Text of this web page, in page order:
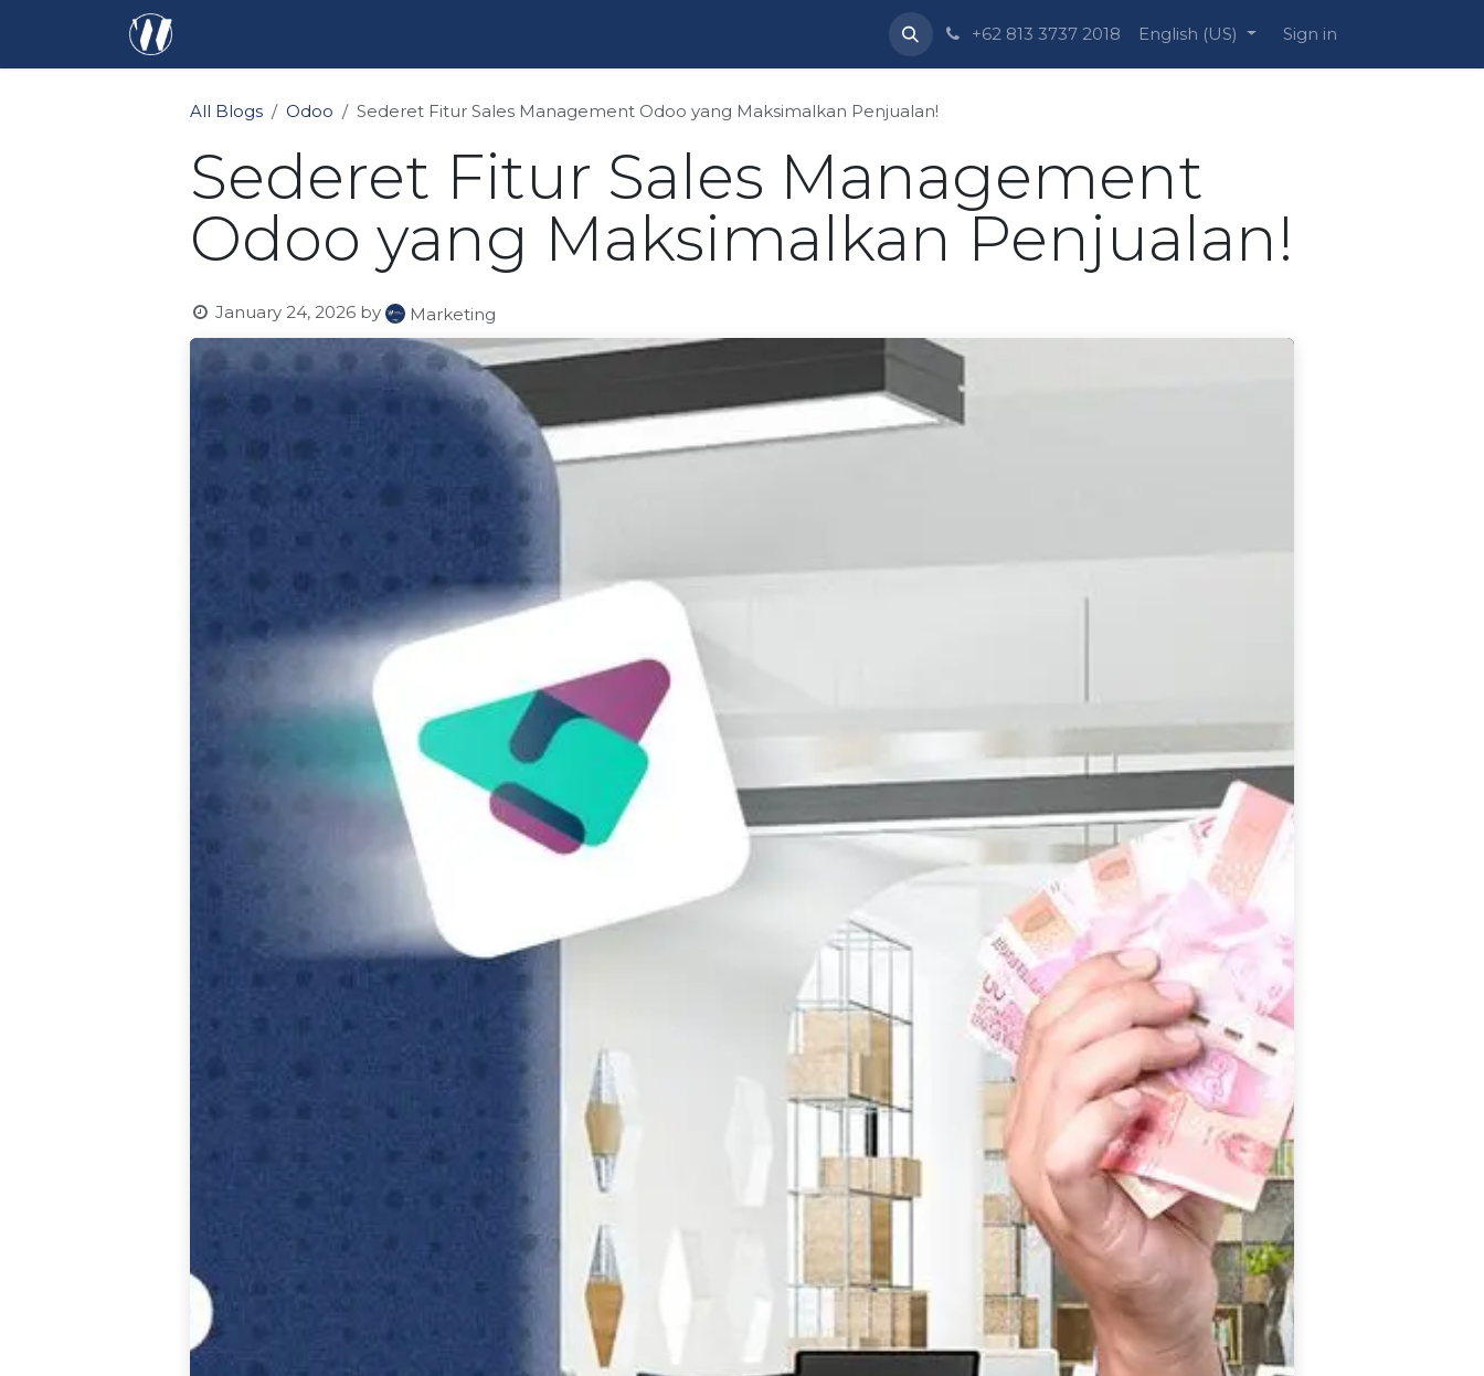
Courses +62 813 3737 2018 English (US) Sign in
All Blogs Odoo Sederet Fitur Sales Management Odoo yang Maksimalkan Penjualan!
Sederet Fitur Sales Management
Odoo yang Maksimalkan Penjualan!
January 24, 2026 by Marketing